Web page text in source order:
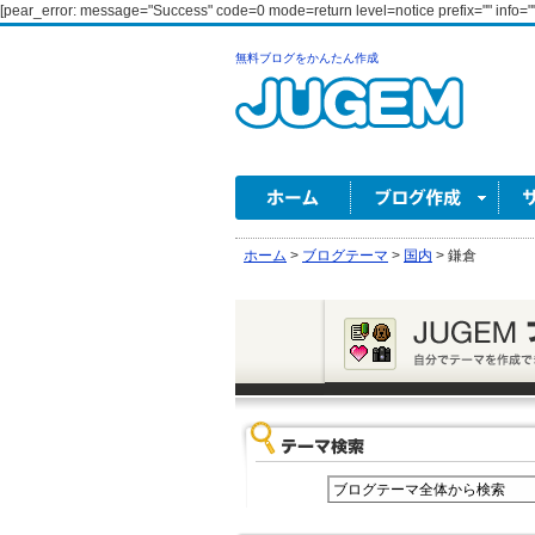
[pear_error: message="Success" code=0 mode=return level=notice prefix=""
無料ブログをかんたん作成
ホーム > ブログテーマ > 国内 > 鎌倉